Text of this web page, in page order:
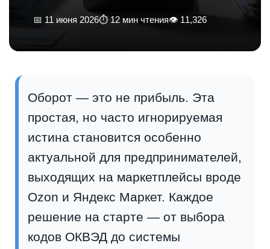
📅 11 июня 2026⏱ 12 мин чтения👁 11,326
Оборот — это не прибыль. Эта
простая, но часто игнорируемая
истина становится особенно
актуальной для предпринимателей,
выходящих на маркетплейсы вроде
Ozon и Яндекс Маркет. Каждое
решение на старте — от выбора
кодов ОКВЭД до системы